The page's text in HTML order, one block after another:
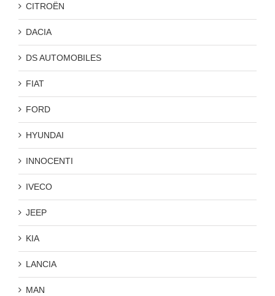
CITROËN
DACIA
DS AUTOMOBILES
FIAT
FORD
HYUNDAI
INNOCENTI
IVECO
JEEP
KIA
LANCIA
MAN